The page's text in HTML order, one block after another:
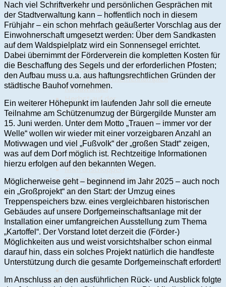
Abschluss der Boule-Saison
2023?
Kinder-Fahrradtour
Endlich Mobilfunk in Trauen
Hohe Auszeichnungen für
"Charly" Kirsch und unsere
Ortswehr
Vortrag zum Themenkomplex
Klimawandel
Herbst auf der
Streuobstwiese
Trauener Adventstreffs 2023
2022
Vortrag "An- und Abbauer und
Handwerker"
Frühjahrsputz
Maifrühschoppen
Gießeinsatz Streuobstwiese
1. Boule-Treff
Kinderausflug Bad Bodenteich
4. Familien-Fahrradtour
Bastelspaß
Herbst auf der
Streuobstwiese
Vortrag Gastronomie in
Munster
2021
Nach viel Schriftverkehr und persönlichen Gesprächen mit
der Stadtverwaltung kann – hoffentlich noch in diesem
Frühjahr – ein schon mehrfach geäußerter Vorschlag aus der
Einwohnerschaft umgesetzt werden: Über dem Sandkasten
auf dem Waldspielplatz wird ein Sonnensegel errichtet.
Dabei übernimmt der Förderverein die kompletten Kosten für
die Beschaffung des Segels und der erforderlichen Pfosten;
den Aufbau muss u.a. aus haftungsrechtlichen Gründen der
städtische Bauhof vornehmen.
Ein weiterer Höhepunkt im laufenden Jahr soll die erneute
Teilnahme am Schützenumzug der Bürgergilde Munster am
15. Juni werden. Unter dem Motto „Trauen – immer vor der
Welle“ wollen wir wieder mit einer vorzeigbaren Anzahl an
Motivwagen und viel „Fußvolk“ der „großen Stadt“ zeigen,
was auf dem Dorf möglich ist. Rechtzeitige Informationen
hierzu erfolgen auf den bekannten Wegen.
Möglicherweise geht – beginnend im Jahr 2025 – auch noch
ein „Großprojekt“ an den Start: der Umzug eines
Treppenspeichers bzw. eines vergleichbaren historischen
Gebäudes auf unsere Dorfgemeinschaftsanlage mit der
Installation einer umfangreichen Ausstellung zum Thema
„Kartoffel“. Der Vorstand lotet derzeit die (Förder-)
Möglichkeiten aus und weist vorsichtshalber schon einmal
darauf hin, dass ein solches Projekt natürlich die handfeste
Unterstützung durch die gesamte Dorfgemeinschaft erfordert!
Im Anschluss an den ausführlichen Rück- und Ausblick folgte